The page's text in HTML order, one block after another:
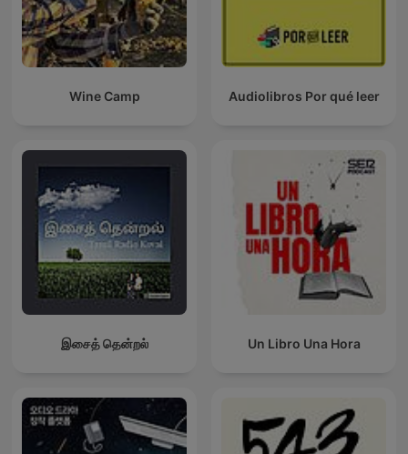
Wine Camp Audiolibros Por qué leer
இசைத் தென்றல் Un Libro Una Hora